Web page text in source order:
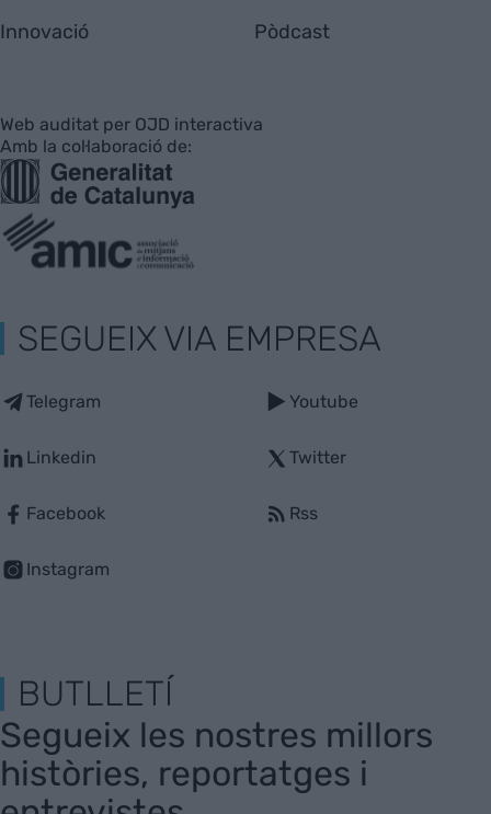
Innovació Pòdcast
Web auditat per OJD interactiva
Amb la col·laboració de:
SEGUEIX VIA EMPRESA
Telegram
Linkedin
Facebook
Instagram
Youtube
Twitter
Rss
BUTLLETÍ
Segueix les nostres millors
històries, reportatges i